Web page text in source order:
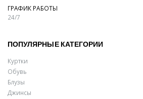
ГРАФИК РАБОТЫ
24/7
ПОПУЛЯРНЫЕ КАТЕГОРИИ
Куртки
Обувь
Блузы
Джинсы